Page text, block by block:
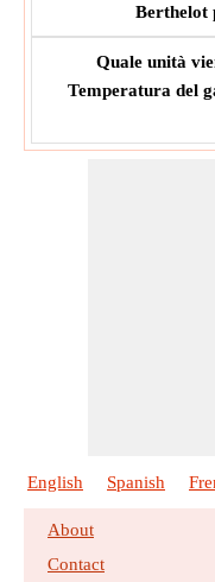
Berthelot
Quale unità
Temperatura del
English Spanish
About
Contact